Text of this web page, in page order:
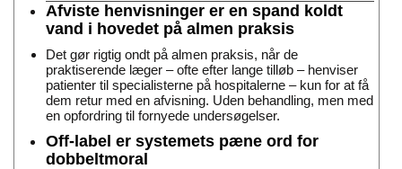
Afviste henvisninger er en spand koldt
vand i hovedet på almen praksis
Det gør rigtig ondt på almen praksis, når de
praktiserende læger – ofte efter lange tilløb – henviser
patienter til specialisterne på hospitalerne – kun for at få
dem retur med en afvisning. Uden behandling, men med
en opfordring til fornyede undersøgelser.
Off-label er systemets pæne ord for
dobbeltmoral